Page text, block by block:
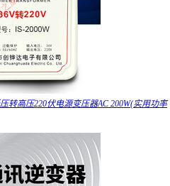
转高压220伏电源变压器AC 200W(实用功率